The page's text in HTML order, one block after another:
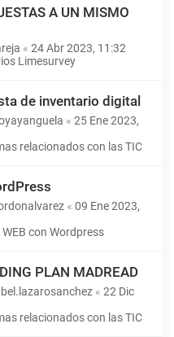
A UN MISMO
« 24 Abr 2023, 11:32
Limesurvey
de inventario digital
« 25 Ene 2023,
relacionados con las TIC
« 09 Ene 2023,
con Wordpress
PLAN MADREAD
« 22 Dic
relacionados con las TIC